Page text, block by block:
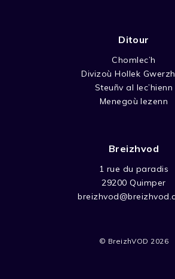
Ditour
Chomlec’h
Divizoù Hollek
Steuñv al lec’hienn
Menegoù lezenn
Breizhvod
1 rue du paradis
29200 Quimper
© BreizhVOD 2026